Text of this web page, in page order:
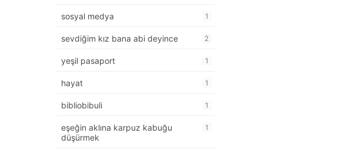
sosyal medya 1
sevdiğim kız bana abi deyince 2
yeşil pasaport 1
hayat 1
bibliobibuli 1
eşeğin aklına karpuz kabuğu
düşürmek
1